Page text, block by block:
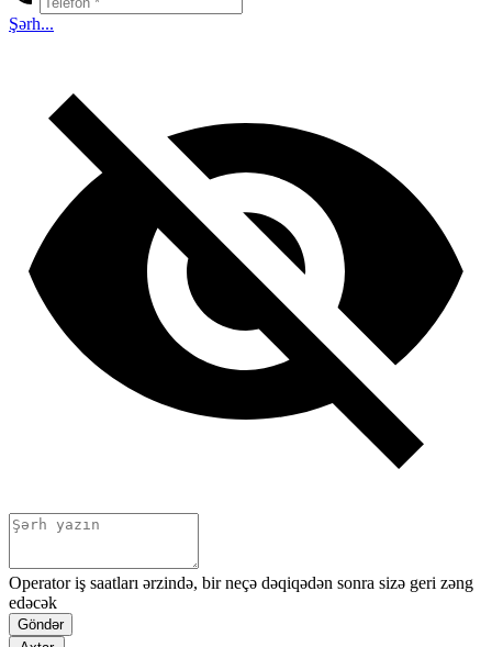
Şərh...
Operator iş saatları ərzində, bir neçə dəqiqədən sonra sizə geri zəng
edəcək
Göndər